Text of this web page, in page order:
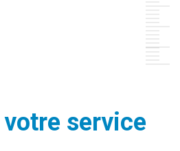
service